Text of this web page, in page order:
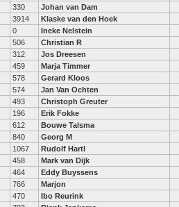
330 Johan van Dam
3914 Klaske van den Hoek
0 Ineke Nelstein
506 Christian R
312 Jos Dreesen
459 Marja Timmer
578 Gerard Kloos
574 Jan Van Ochten
493 Christoph Greuter
196 Erik Fokke
612 Bouwe Talsma
840 Georg M
1067 Rudolf Hartl
458 Mark van Dijk
464 Eddy Buyssens
766 Marjon
470 Ibo Reurink